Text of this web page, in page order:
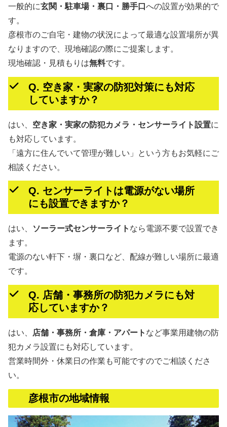
一般的に玄関・駐車場・裏口・勝手口 への設置が効果的で
す。
彦根市のご自宅・建物の状況によって最適な設置場所が異
なりますので、現地確認の際にご提案します。
現地確認・見積もりは無料です。
Q. 空き家・実家の防犯対策にも対応
していますか？
はい、 空き家・実家の防犯カメラ・センサーライト設置に
も対応しています。
「遠方に住んでいて管理が難しい」という方もお気軽にご
相談ください。
Q. センサーライトは電源がない場所
にも設置できますか？
はい、 ソーラー式センサーライト なら電源不要で設置でき
ます。
電源のない軒下・塀・裏口など、配線が難しい場所に最適
です。
Q. 店舗・事務所の防犯カメラにも対
応していますか？
はい、 店舗・事務所・倉庫・アパート など事業用建物の防
犯カメラ設置にも対応しています。
営業時間外・休業日の作業も可能ですのでご相談くださ
い。
彦根市の地域情報